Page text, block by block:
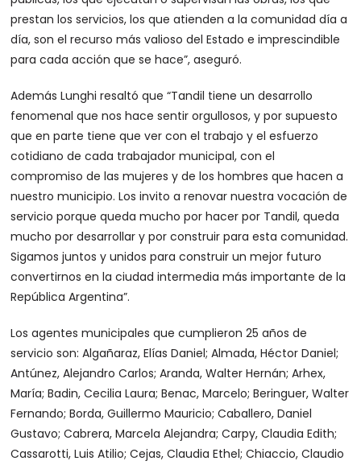
prestan los servicios, los que atienden a la comunidad día a
día, son el recurso más valioso del Estado e imprescindible
para cada acción que se hace”, aseguró.
Además Lunghi resaltó que “Tandil tiene un desarrollo
fenomenal que nos hace sentir orgullosos, y por supuesto
que en parte tiene que ver con el trabajo y el esfuerzo
cotidiano de cada trabajador municipal, con el
compromiso de las mujeres y de los hombres que hacen a
nuestro municipio. Los invito a renovar nuestra vocación de
servicio porque queda mucho por hacer por Tandil, queda
mucho por desarrollar y por construir para esta comunidad.
Sigamos juntos y unidos para construir un mejor futuro
convertirnos en la ciudad intermedia más importante de la
República Argentina”.
Los agentes municipales que cumplieron 25 años de
servicio son: Algañaraz, Elías Daniel; Almada, Héctor Daniel;
Antúnez, Alejandro Carlos; Aranda, Walter Hernán; Arhex,
María; Badin, Cecilia Laura; Benac, Marcelo; Beringuer, Walter
Fernando; Borda, Guillermo Mauricio; Caballero, Daniel
Gustavo; Cabrera, Marcela Alejandra; Carpy, Claudia Edith;
Cassarotti, Luis Atilio; Cejas, Claudia Ethel; Chiaccio, Claudio